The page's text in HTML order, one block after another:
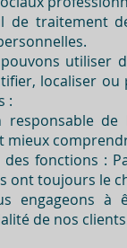
de traitement
utiliser
localiser ou
:
responsable
mieux
des fonctions :
ont toujours le
engageons
de nos